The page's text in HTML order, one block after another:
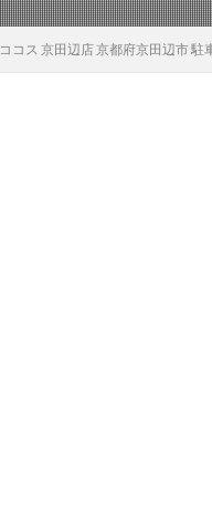
ココス 京田辺店 京都府京田辺市 駐
広島県
山口県
高知県
福岡県
大分県
宮崎県